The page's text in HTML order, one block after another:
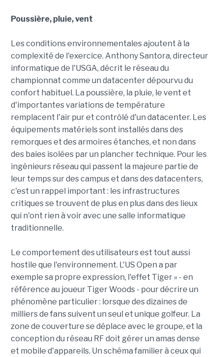
Poussière, pluie, vent
Les conditions environnementales ajoutent à la
complexité de l'exercice. Anthony Santora, directeur
informatique de l'USGA, décrit le réseau du
championnat comme un datacenter dépourvu du
confort habituel. La poussière, la pluie, le vent et
d'importantes variations de température
remplacent l'air pur et contrôlé d'un datacenter. Les
équipements matériels sont installés dans des
remorques et des armoires étanches, et non dans
des baies isolées par un plancher technique. Pour les
ingénieurs réseau qui passent la majeure partie de
leur temps sur des campus et dans des datacenters,
c'est un rappel important : les infrastructures
critiques se trouvent de plus en plus dans des lieux
qui n'ont rien à voir avec une salle informatique
traditionnelle.
Le comportement des utilisateurs est tout aussi
hostile que l'environnement. L'US Open a par
exemple sa propre expression, l'effet Tiger » - en
référence au joueur Tiger Woods - pour décrire un
phénomène particulier : lorsque des dizaines de
milliers de fans suivent un seul et unique golfeur. La
zone de couverture se déplace avec le groupe, et la
conception du réseau RF doit gérer un amas dense
et mobile d'appareils. Un schéma familier à ceux qui